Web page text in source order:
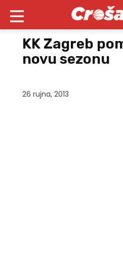
KK Zagreb
novu sezonu
26 rujna, 2013